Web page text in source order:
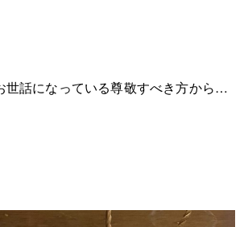
世話になっている尊敬すべき方から…